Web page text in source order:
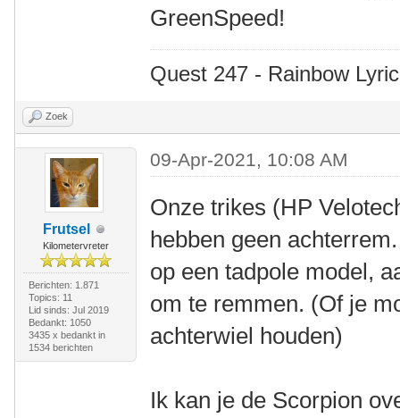
GreenSpeed!
Quest 247 - Rainbow
Zoek
Frutsel
Kilometervreter
Berichten: 1.871
Topics: 11
Lid sinds: Jul 2019
Bedankt: 1050
3435 x bedankt in
1534 berichten
09-Apr-2021, 10:08 AM
Onze trikes (HP
hebben geen
op een tadpole model,
om te remmen. (Of je
achterwiel houden)
Ik kan je de Scorpion